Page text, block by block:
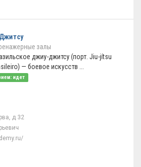
залы
джиу-джитсу (порт. Jiu-jítsu
— боевое искусств ...
идет
д 32